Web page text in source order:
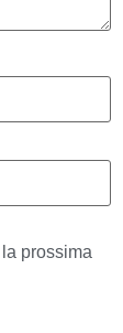
prossima